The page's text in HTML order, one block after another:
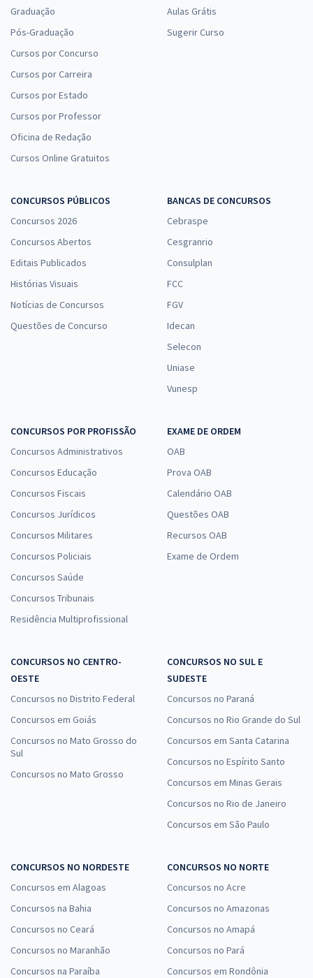
Graduação
Pós-Graduação
Cursos por Concurso
Cursos por Carreira
Cursos por Estado
Cursos por Professor
Oficina de Redação
Cursos Online Gratuitos
Aulas Grátis
Sugerir Curso
CONCURSOS PÚBLICOS
Concursos 2026
Concursos Abertos
Editais Publicados
Histórias Visuais
Notícias de Concursos
Questões de Concurso
BANCAS DE CONCURSOS
Cebraspe
Cesgranrio
Consulplan
FCC
FGV
Idecan
Selecon
Uniase
Vunesp
CONCURSOS POR PROFISSÃO
Concursos Administrativos
Concursos Educação
Concursos Fiscais
Concursos Jurídicos
Concursos Militares
Concursos Policiais
Concursos Saúde
Concursos Tribunais
Residência Multiprofissional
EXAME DE ORDEM
OAB
Prova OAB
Calendário OAB
Questões OAB
Recursos OAB
Exame de Ordem
CONCURSOS NO CENTRO-
OESTE
Concursos no Distrito Federal
Concursos em Goiás
Concursos no Mato Grosso do
Sul
Concursos no Mato Grosso
CONCURSOS NO SUL E
SUDESTE
Concursos no Paraná
Concursos no Rio Grande do Sul
Concursos em Santa Catarina
Concursos no Espírito Santo
Concursos em Minas Gerais
Concursos no Rio de Janeiro
Concursos em São Paulo
CONCURSOS NO NORDESTE
Concursos em Alagoas
Concursos na Bahia
Concursos no Ceará
Concursos no Maranhão
Concursos na Paraíba
CONCURSOS NO NORTE
Concursos no Acre
Concursos no Amazonas
Concursos no Amapá
Concursos no Pará
Concursos em Rondônia